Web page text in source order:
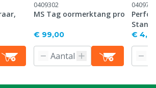
0409302
MS Tag oormerktang pro
€ 99,00
0409716
€ 4,61